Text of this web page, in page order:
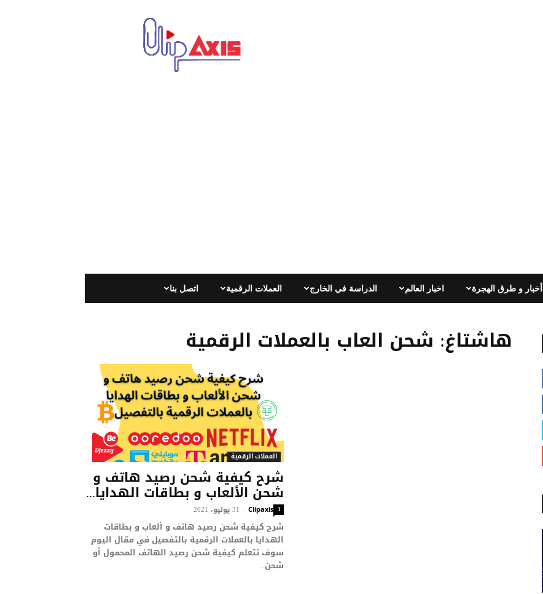
اتصل بنا العملات الرقمية الدراسة في الخارج اخبار العالم أخبار و طرق الهجرة
هاشتاغ: شحن العاب بالعملات الرقمية
العملات الرقمية
شرح كيفية شحن رصيد هاتف و
شحن الألعاب و بطاقات الهدايا...
Clipaxis
- 31 يوليو، 2021 1
شرح كيفية شحن رصيد هاتف و ألعاب و بطاقات
الهدايا بالعملات الرقمية بالتفصيل في مقال اليوم
سوف تتعلم كيفية شحن رصيد الهاتف المحمول أو
شحن...